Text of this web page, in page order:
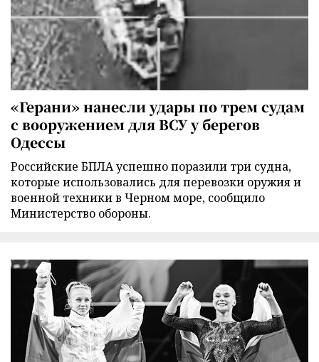
«Герани» нанесли удары по трем судам
с вооружением для ВСУ у берегов
Одессы
Российские БПЛА успешно поразили три судна,
которые использовались для перевозки оружия и
военной техники в Черном море, сообщило
Министерство обороны.